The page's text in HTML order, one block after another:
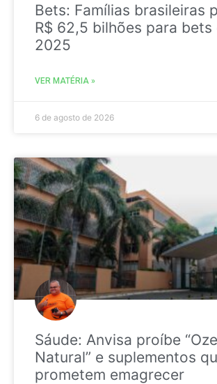
Bets: Famílias brasileiras
R$ 62,5 bilhões para bets
2025
VER MATÉRIA »
6 de agosto de 2026
Sáude: Anvisa proíbe
Natural” e suplementos
prometem emagrecer